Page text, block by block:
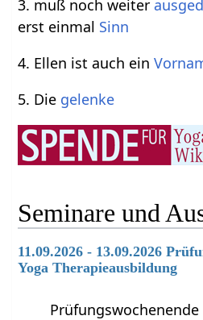
3. muß noch weiter
erst einmal Sinn
4. Ellen ist auch ein
5. Die gelenke
Seminare und
11.09.2026 - 13.09.2026
Yoga Therapieausbildung
Prüfungswochenende